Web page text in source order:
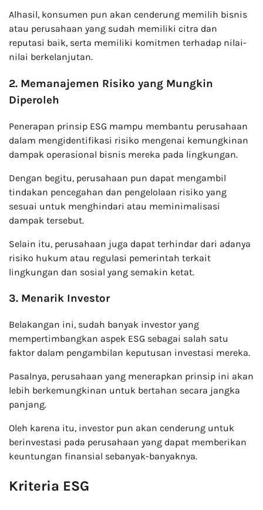
Alhasil, konsumen pun akan cenderung memilih bisnis
atau perusahaan yang sudah memiliki citra dan
reputasi baik, serta memiliki komitmen terhadap nilai-
nilai berkelanjutan.
2. Memanajemen Risiko yang Mungkin
Diperoleh
Penerapan prinsip ESG mampu membantu perusahaan
dalam mengidentifikasi risiko mengenai kemungkinan
dampak operasional bisnis mereka pada lingkungan.
Dengan begitu, perusahaan pun dapat mengambil
tindakan pencegahan dan pengelolaan risiko yang
sesuai untuk menghindari atau meminimalisasi
dampak tersebut.
Selain itu, perusahaan juga dapat terhindar dari adanya
risiko hukum atau regulasi pemerintah terkait
lingkungan dan sosial yang semakin ketat.
3. Menarik Investor
Belakangan ini, sudah banyak investor yang
mempertimbangkan aspek ESG sebagai salah satu
faktor dalam pengambilan keputusan investasi mereka.
Pasalnya, perusahaan yang menerapkan prinsip ini akan
lebih berkemungkinan untuk bertahan secara jangka
panjang.
Oleh karena itu, investor pun akan cenderung untuk
berinvestasi pada perusahaan yang dapat memberikan
keuntungan finansial sebanyak-banyaknya.
Kriteria ESG